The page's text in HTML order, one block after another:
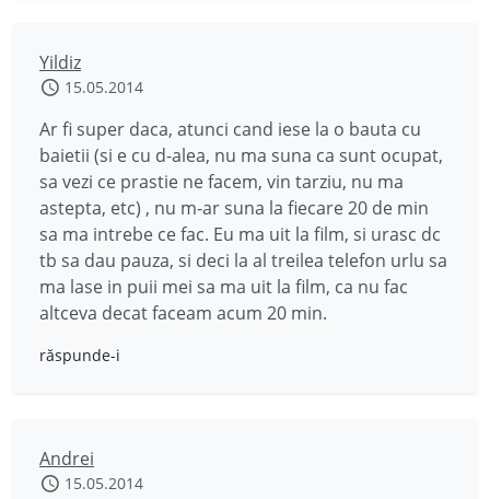
Yildiz
15.05.2014
Ar fi super daca, atunci cand iese la o bauta cu
baietii (si e cu d-alea, nu ma suna ca sunt ocupat,
sa vezi ce prastie ne facem, vin tarziu, nu ma
astepta, etc) , nu m-ar suna la fiecare 20 de min
sa ma intrebe ce fac. Eu ma uit la film, si urasc dc
tb sa dau pauza, si deci la al treilea telefon urlu sa
ma lase in puii mei sa ma uit la film, ca nu fac
altceva decat faceam acum 20 min.
răspunde-i
Andrei
15.05.2014